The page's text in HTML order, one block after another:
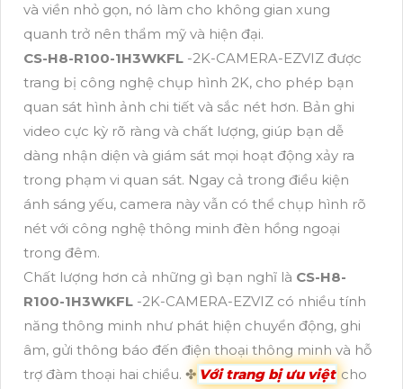
và viền nhỏ gọn, nó làm cho không gian xung
quanh trở nên thẩm mỹ và hiện đại.
CS-H8-R100-1H3WKFL -2K-CAMERA-EZVIZ được
trang bị công nghệ chụp hình 2K, cho phép bạn
quan sát hình ảnh chi tiết và sắc nét hơn. Bản ghi
video cực kỳ rõ ràng và chất lượng, giúp bạn dễ
dàng nhận diện và giám sát mọi hoạt động xảy ra
trong phạm vi quan sát. Ngay cả trong điều kiện
ánh sáng yếu, camera này vẫn có thể chụp hình rõ
nét với công nghệ thông minh đèn hồng ngoại
trong đêm.
Chất lượng hơn cả những gì bạn nghĩ là CS-H8-
R100-1H3WKFL -2K-CAMERA-EZVIZ có nhiều tính
năng thông minh như phát hiện chuyển động, ghi
âm, gửi thông báo đến điện thoại thông minh và hỗ
trợ đàm thoại hai chiều. ✤ Với trang bị ưu việt cho